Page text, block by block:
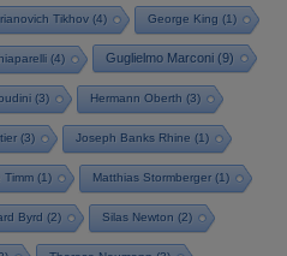
Tikhov(4) George King (1)
(4) Guglielmo Marconi(9)
(3) Hermann Oberth (3)
(3) Joseph Banks Rhine (1)
Timm(1) Matthias Stormberger(1)
Byrd (2) Silas Newton (2)